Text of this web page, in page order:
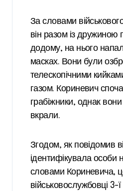
За словами
він разом із дружиною
додому, на нього
масках. Вони були
телескопічними
газом. Кориневич
грабіжники, однак вони
вкрали.
Згодом, як повідомив
ідентифікувала особи
словами Кориневича,
військовослужбовці 3-